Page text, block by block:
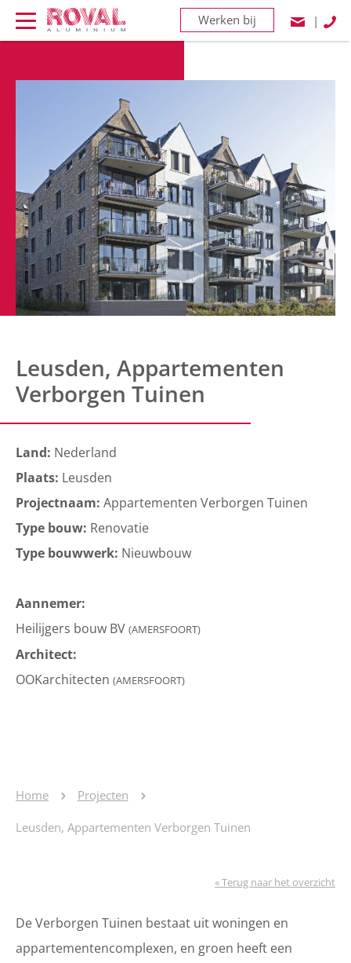
Werken bij |
Leusden, Appartementen
Verborgen Tuinen
Land: Nederland
Plaats: Leusden
Projectnaam: Appartementen Verborgen Tuinen
Type bouw: Renovatie
Type bouwwerk: Nieuwbouw
Aannemer:
Heilijgers bouw BV (AMERSFOORT)
Architect:
OOKarchitecten (AMERSFOORT)
Home Projecten
Leusden, Appartementen Verborgen Tuinen
« Terug naar het overzicht
De Verborgen Tuinen bestaat uit woningen en
appartementencomplexen, en groen heeft een